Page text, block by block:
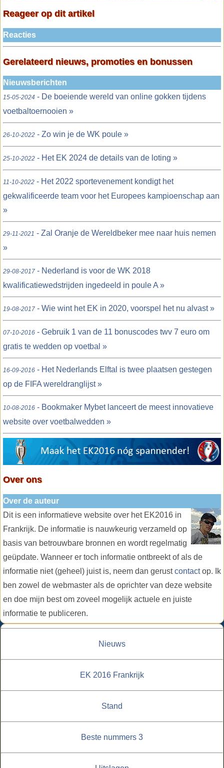
Reageer op dit artikel
Reacties
Gerelateerd nieuws, promoties en bonussen
Nieuwsberichten
15-05-2024 - De boeiende wereld van online gokken tijdens
voetbaltoernooien »
26-10-2022 - Zo win je de WK poule »
25-10-2022 - Het EK 2024 de details van de loting »
11-10-2022 - Het 2022 sportevenement kondigt het
gekwalificeerde team voor het Europees kampioenschap aan
»
29-11-2021 - Zal Oranje de Wereldbeker mee naar huis nemen
»
29-08-2017 - Nederland is voor de WK 2018
kwalificatiewedstrijden ingedeeld in poule A »
19-08-2017 - Wie wint het EK in 2020, voorspel het nu alvast »
07-10-2016 - Gebruik 1 van de 11 bonuscodes twv 7 euro om
gratis te wedden op voetbal »
16-09-2016 - Het Nederlands Elftal is twee plaatsen gestegen
op de FIFA wereldranglijst »
10-08-2016 - Bookmaker Mybet lanceert de meest innovatieve
website over voetbalwedden »
Over ons
Over de auteur
Dit is een informatieve website over het EK2016 in
Frankrijk. De informatie is nauwkeurig verzameld op
basis van betrouwbare bronnen en wordt regelmatig
geüpdate. Wanneer er toch informatie ontbreekt of als de
informatie niet (geheel) juist is, neem dan gerustcontactop. Ik
ben zowel de webmaster als de oprichter van deze website
en doe mijn best om zoveel mogelijk actuele en juiste
informatie te publiceren.
Nieuws
EK 2016 Frankrijk
Stand
Beste nummers 3